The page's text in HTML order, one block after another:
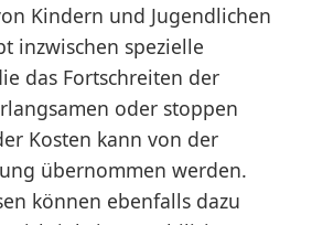
Kindern und Jugendlichen
inzwischen spezielle
das Fortschreiten der
oder stoppen
Kosten kann von der
übernommen werden.
können ebenfalls dazu